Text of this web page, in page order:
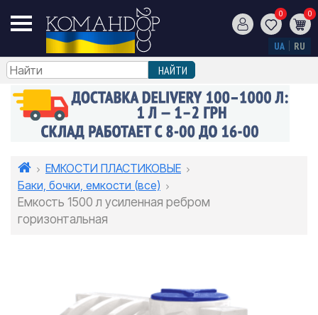
0 0
UA RU
ЕМКОСТИ ПЛАСТИКОВЫЕ
Баки, бочки, емкости (все)
Емкость 1500 л усиленная ребром
горизонтальная